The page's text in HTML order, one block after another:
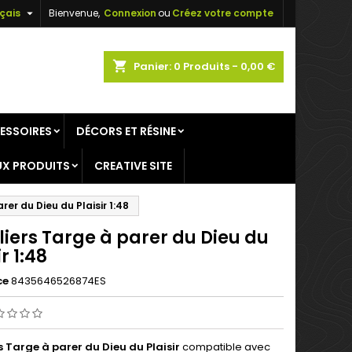
Bienvenue, Connexionou Créez votre compte

shopping_cart Panier: 0 Produits - 0,00 €
DÉCORS ET RÉSINE
PRODUITS CREATIVE SITE
du Dieu du Plaisir 1:48
Targe à parer du Dieu du
1:48
8435646526874ES
Targe à parer du Dieu du Plaisir compatible avec